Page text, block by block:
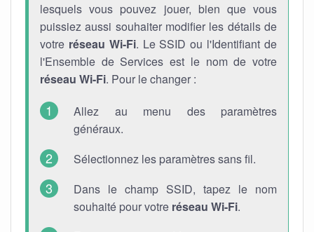
lesquels vous pouvez jouer, bien que vous
puissiez aussi souhaiter modifier les détails de
votre réseau Wi-Fi. Le SSID ou l'Identifiant de
l'Ensemble de Services est le nom de votre
réseau Wi-Fi. Pour le changer :
Allez au menu des paramètres
généraux.
Sélectionnez les paramètres sans fil.
Dans le champ SSID, tapez le nom
souhaité pour votre réseau Wi-Fi.